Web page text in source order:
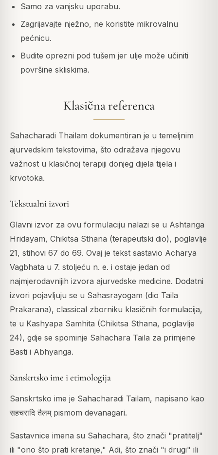
Samo za vanjsku uporabu.
Zagrijavajte nježno, ne koristite mikrovalnu
pećnicu.
Budite oprezni pod tušem jer ulje može učiniti
površine skliskima.
Klasična referenca
Sahacharadi Thailam dokumentiran je u temeljnim
ajurvedskim tekstovima, što odražava njegovu
važnost u klasičnoj terapiji donjeg dijela tijela i
krvotoka.
Tekstualni izvori
Glavni izvor za ovu formulaciju nalazi se u Ashtanga
Hridayam, Chikitsa Sthana (terapeutski dio), poglavlje
21, stihovi 67 do 69. Ovaj je tekst sastavio Acharya
Vagbhata u 7. stoljeću n. e. i ostaje jedan od
najmjerodavnijih izvora ajurvedske medicine. Dodatni
izvori pojavljuju se u Sahasrayogam (dio Taila
Prakarana), classical zborniku klasičnih formulacija,
te u Kashyapa Samhita (Chikitsa Sthana, poglavlje
24), gdje se spominje Sahachara Taila za primjene
Basti i Abhyanga.
Sanskrtsko ime i etimologija
Sanskrtsko ime je Sahacharadi Tailam, napisano kao
सहचरादि तैलम् pismom devanagari.
Sastavnice imena su Sahachara, što znači "pratitelj"
ili "ono što prati kretanje," Adi, što znači "i drugi" ili